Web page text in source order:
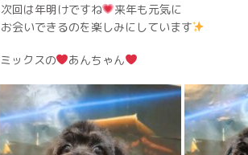
次回は年明けですね
来年も元気に
お会いできるのを楽しみにしています
ミックスの あんちゃん